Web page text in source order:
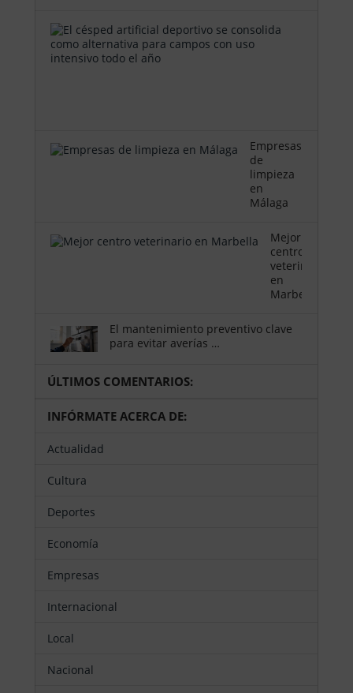
Empresas
de
limpieza
en
Málaga
Mejor
centro
veterinario
en
Marbella
El mantenimiento preventivo clave
para evitar averías …
ÚLTIMOS COMENTARIOS:
INFÓRMATE ACERCA DE:
Actualidad
Cultura
Deportes
Economía
Empresas
Internacional
Local
Nacional